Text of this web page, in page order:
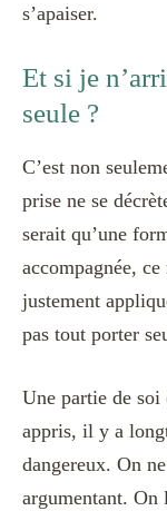
s’apaiser.
Et si je
seule ?
C’est non
prise ne se
serait qu’une
accompagnée, ce
justement
pas tout porter
Une partie de
appris, il y a
dangereux. On
argumentant. On